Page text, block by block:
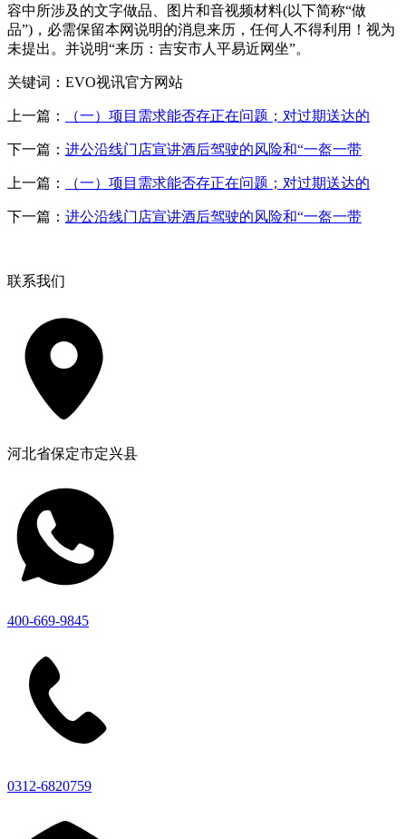
容中所涉及的文字做品、图片和音视频材料(以下简称“做
品”)，必需保留本网说明的消息来历，任何人不得利用！视为
未提出。并说明“来历：吉安市人平易近网坐”。
关键词：EVO视讯官方网站
上一篇： （一）项目需求能否存正在问题；对过期送达的
下一篇： 进公沿线门店宣讲酒后驾驶的风险和“一盔一带
上一篇： （一）项目需求能否存正在问题；对过期送达的
下一篇： 进公沿线门店宣讲酒后驾驶的风险和“一盔一带
联系我们
河北省保定市定兴县
400-669-9845
0312-6820759